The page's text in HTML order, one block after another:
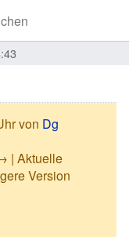
von Dg
| Aktuelle
Version